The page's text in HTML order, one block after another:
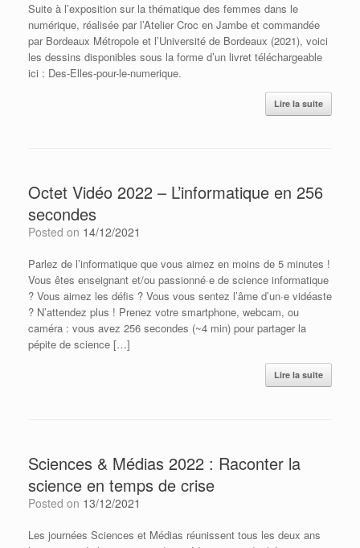
Suite à l’exposition sur la thématique des femmes dans le
numérique, réalisée par l’Atelier Croc en Jambe et commandée
par Bordeaux Métropole et l’Université de Bordeaux (2021), voici
les dessins disponibles sous la forme d’un livret téléchargeable
ici : Des-Elles-pour-le-numerique.
Lire la suite
Octet Vidéo 2022 – L’informatique en 256
secondes
Posted on 14/12/2021
Parlez de l’informatique que vous aimez en moins de 5 minutes !
Vous êtes enseignant et/ou passionné·e de science informatique
? Vous aimez les défis ? Vous vous sentez l’âme d’un·e vidéaste
? N’attendez plus ! Prenez votre smartphone, webcam, ou
caméra : vous avez 256 secondes (~4 min) pour partager la
pépite de science […]
Lire la suite
Sciences & Médias 2022 : Raconter la
science en temps de crise
Posted on 13/12/2021
Les journées Sciences et Médias réunissent tous les deux ans